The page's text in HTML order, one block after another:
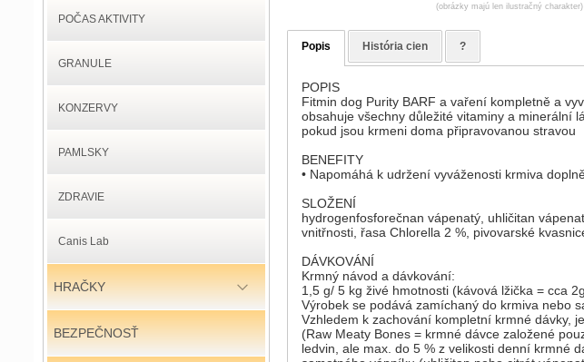
POČAS AKTIVITY
GRANULE
KONZERVY
PAMLSKY
ZDRAVIE
Canis Lab
HRAČKY
BEZPEČNOSŤ
(obrázky majú len ilustračný charakter)
Popis História cien ?
POPIS
Fitmin dog Purity BARF a vaření kompletně a
obsahuje všechny důležité vitaminy a minerální
pokud jsou krmeni doma připravovanou stravou
BENEFITY
• Napomáhá k udržení vyváženosti krmiva
SLOŽENÍ
hydrogenfosforečnan vápenatý, uhličitan
vnitřnosti, řasa Chlorella 2 %, pivovarské
DÁVKOVÁNÍ
Krmný návod a dávkování:
1,5 g/ 5 kg živé hmotnosti (kávová lžička = cca
Výrobek se podává zamíchaný do krmiva nebo
Vzhledem k zachování kompletní krmné dávky,
(Raw Meaty Bones = krmné dávce založené
ledvin, ale max. do 5 % z velikosti denní krmné